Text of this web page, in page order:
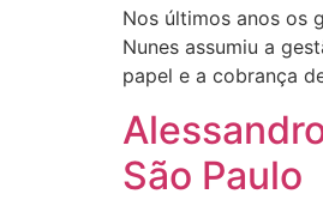
Nos últimos anos os
Nunes assumiu a
papel e a cobrança
São Paulo